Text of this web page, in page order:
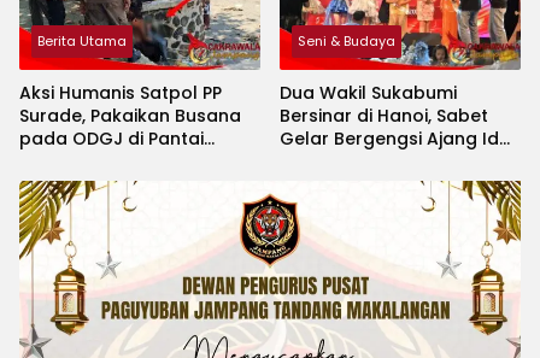
Berita Utama
Aksi Humanis Satpol PP
Surade, Pakaikan Busana
pada ODGJ di Pantai
Seni & Budaya
Dua Wakil Sukabumi
Bersinar di Hanoi, Sabet
Gelar Bergengsi Ajang Idol